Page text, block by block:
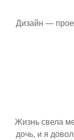
Дизайн —
Жизнь свела
дочь, и я